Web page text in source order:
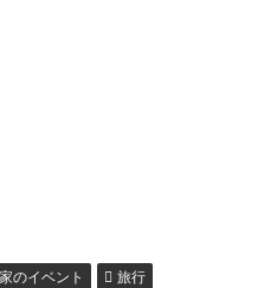
のイベント
旅行